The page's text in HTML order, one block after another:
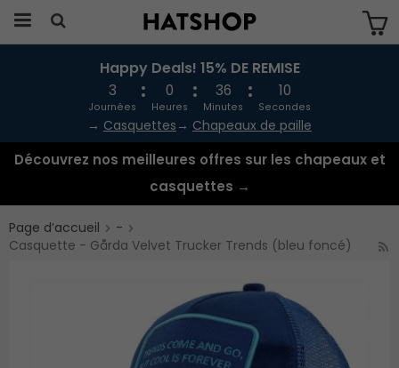
Produkten har blivit tillagd i varukorgen
Happy Deals! 15% DE REMISE
3
Journées
0
Heures
36
Minutes
9
Secondes
→ Casquettes → Chapeaux de paille
Découvrez nos meilleures offres sur les chapeaux et
casquettes →
Page d’accueil
-
Casquette - Gårda Velvet Trucker Trends (bleu foncé)